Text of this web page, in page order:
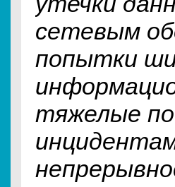
сетевым
попытки
тяжелые